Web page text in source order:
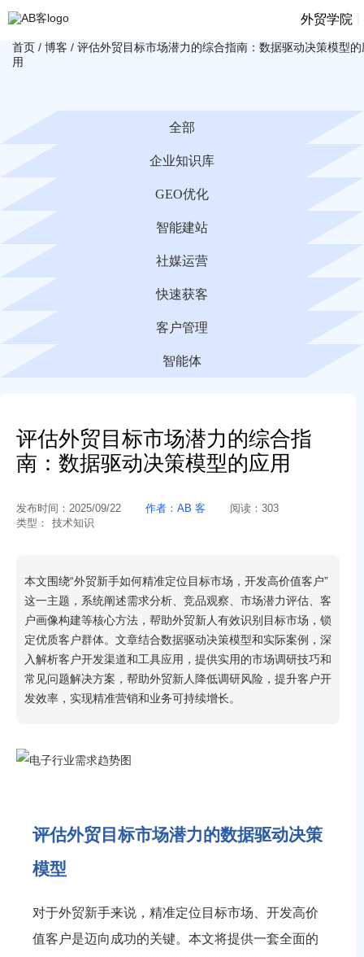
外贸学院
首页 / 博客 / 评估外贸目标市场潜力的综合指南：数据驱动决策模型的
用
全部
企业知识库
GEO优化
智能建站
社媒运营
快速获客
客户管理
智能体
评估外贸目标市场潜力的综合指
南：数据驱动决策模型的应用
发布时间： 2025/09/22 作者： AB 客 阅读： 303
类型：
技术知识
本文围绕“外贸新手如何精准定位目标市场，开发高价值客户”
这一主题，系统阐述需求分析、竞品观察、市场潜力评估、客
户画像构建等核心方法，帮助外贸新人有效识别目标市场，锁
定优质客户群体。文章结合数据驱动决策模型和实际案例，深
入解析客户开发渠道和工具应用，提供实用的市场调研技巧和
常见问题解决方案，帮助外贸新人降低调研风险，提升客户开
发效率，实现精准营销和业务可持续增长。
评估外贸目标市场潜力的数据驱动决策
模型
对于外贸新手来说，精准定位目标市场、开发高价
值客户是迈向成功的关键。本文将提供一套全面的